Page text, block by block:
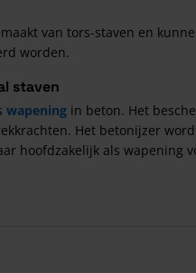
van tors-staven en
worden.
staven
wapening in beton. Het
Het betonijzer
hoofdzakelijk als wapening